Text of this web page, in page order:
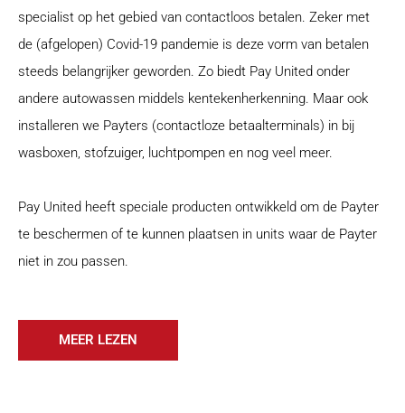
specialist op het gebied van contactloos betalen. Zeker met
de (afgelopen) Covid-19 pandemie is deze vorm van betalen
steeds belangrijker geworden. Zo biedt Pay United onder
andere autowassen middels kentekenherkenning. Maar ook
installeren we Payters (contactloze betaalterminals) in bij
wasboxen, stofzuiger, luchtpompen en nog veel meer.
Pay United heeft speciale producten ontwikkeld om de Payter
te beschermen of te kunnen plaatsen in units waar de Payter
niet in zou passen.
MEER LEZEN